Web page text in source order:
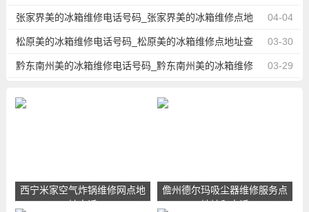
询 04-04
张家界美的冰箱维修电话号码_张家界美的冰箱维修点地
址查询 03-30
松原美的冰箱维修电话号码_松原美的冰箱维修点地址查
询 03-29
黔东南州美的冰箱维修电话号码_黔东南州美的冰箱维修
西宁米家空气炸锅维修网点地
址电话
儋州德尔玛吸尘器维修服务点
地址和电话